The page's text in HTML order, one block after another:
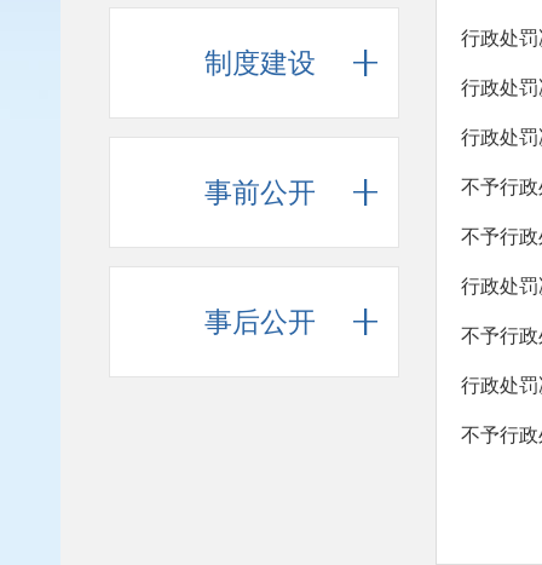
制度建设
事前公开
事后公开
行政处
行政处
行政处
不予行
行政处
不予行
行政处